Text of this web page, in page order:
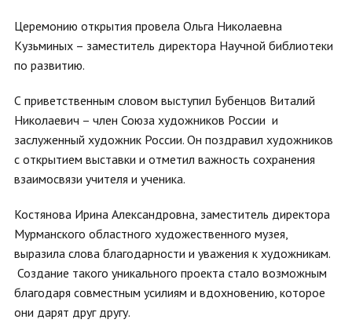
Церемонию открытия провела Ольга Николаевна
Кузьминых – заместитель директора Научной библиотеки
по развитию.
С приветственным словом выступил Бубенцов Виталий
Николаевич – член Союза художников России и
заслуженный художник России. Он поздравил художников
с открытием выставки и отметил важность сохранения
взаимосвязи учителя и ученика.
Костянова Ирина Александровна, заместитель директора
Мурманского областного художественного музея,
выразила слова благодарности и уважения к художникам.
Создание такого уникального проекта стало возможным
благодаря совместным усилиям и вдохновению, которое
они дарят друг другу.